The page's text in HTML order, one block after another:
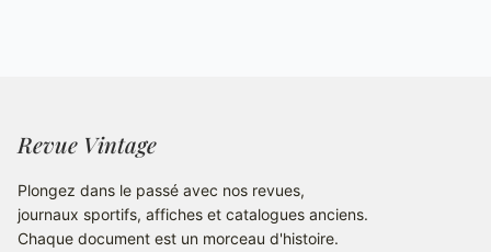
Revue Vintage
Plongez dans le passé avec nos revues,
journaux sportifs, affiches et catalogues anciens.
Chaque document est un morceau d'histoire.